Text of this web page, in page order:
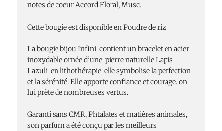
notes de coeur Accord Floral, Musc.
Cette bougie est disponible en Poudre de riz
La bougie bijou Infini contient un bracelet en acier
inoxydable ornée d’une pierre naturelle Lapis-
Lazuli en lithothérapie elle symbolise la perfection
et la sérénité. Elle apporte confiance et courage. on
lui prète de nombreuses vertus.
Garanti sans CMR, Phtalates et matières animales,
son parfum a été conçu par les meilleurs